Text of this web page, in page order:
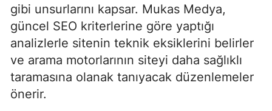
gibi unsurlarını kapsar. Mukas Medya,
güncel SEO kriterlerine göre yaptığı
analizlerle sitenin teknik eksiklerini belirler
ve arama motorlarının siteyi daha sağlıklı
taramasına olanak tanıyacak düzenlemeler
önerir.